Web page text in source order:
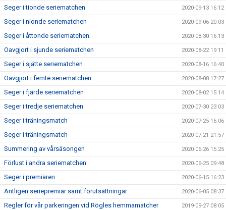
Seger i tionde seriematchen 2020-09-13 16:12
Seger i nionde seriematchen 2020-09-06 20:03
Seger i åttonde seriematchen 2020-08-30 16:13
Oavgjort i sjunde seriematchen 2020-08-22 19:11
Seger i sjätte seriematchen 2020-08-16 16:40
Oavgjort i femte seriematchen 2020-08-08 17:27
Seger i fjärde seriematchen 2020-08-02 15:14
Seger i tredje seriematchen 2020-07-30 23:03
Seger i träningsmatch 2020-07-25 16:06
Seger i träningsmatch 2020-07-21 21:57
Summering av vårsäsongen 2020-06-26 15:25
Förlust i andra seriematchen 2020-06-25 09:48
Seger i premiären 2020-06-15 16:23
Äntligen seriepremiär samt förutsättningar 2020-06-05 08:37
Regler för vår parkeringen vid Rögles hemmamatcher 2019-09-27 08:05